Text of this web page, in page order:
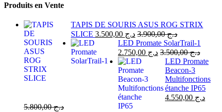
Produits en Vente
TAPIS DE SOURIS ASUS ROG STRIX
SLICE
د.ج د.ج3.900,00
LED Promate SolarTrail-1
د.ج
د.ج3.500,00
LED Promate
Beacon-3
Multifonctions
étanche IP65
د.ج
د.ج5.800,00